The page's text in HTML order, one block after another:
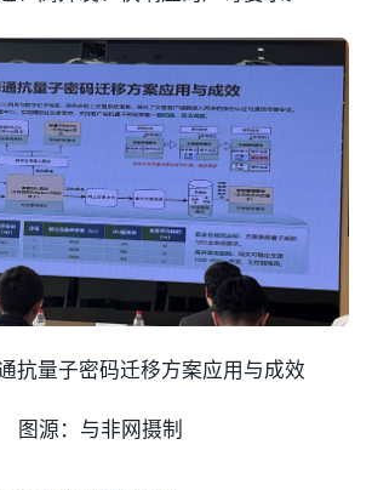
抗量子密码迁移方案应用与成效
图源：与非网摄制